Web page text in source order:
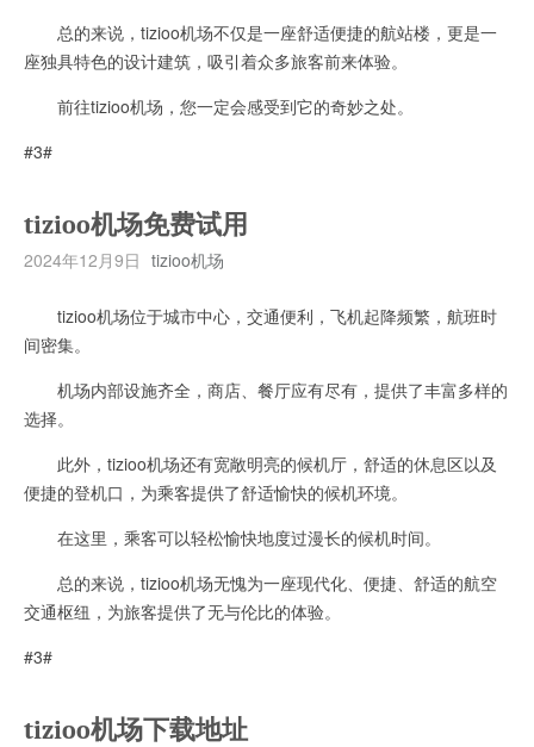
总的来说，tizioo机场不仅是一座舒适便捷的航站楼，更是一
座独具特色的设计建筑，吸引着众多旅客前来体验。
前往tizioo机场，您一定会感受到它的奇妙之处。
#3#
tizioo机场免费试用
2024年12月9日 tizioo机场
tizioo机场位于城市中心，交通便利，飞机起降频繁，航班时
间密集。
机场内部设施齐全，商店、餐厅应有尽有，提供了丰富多样的
选择。
此外，tizioo机场还有宽敞明亮的候机厅，舒适的休息区以及
便捷的登机口，为乘客提供了舒适愉快的候机环境。
在这里，乘客可以轻松愉快地度过漫长的候机时间。
总的来说，tizioo机场无愧为一座现代化、便捷、舒适的航空
交通枢纽，为旅客提供了无与伦比的体验。
#3#
tizioo机场下载地址